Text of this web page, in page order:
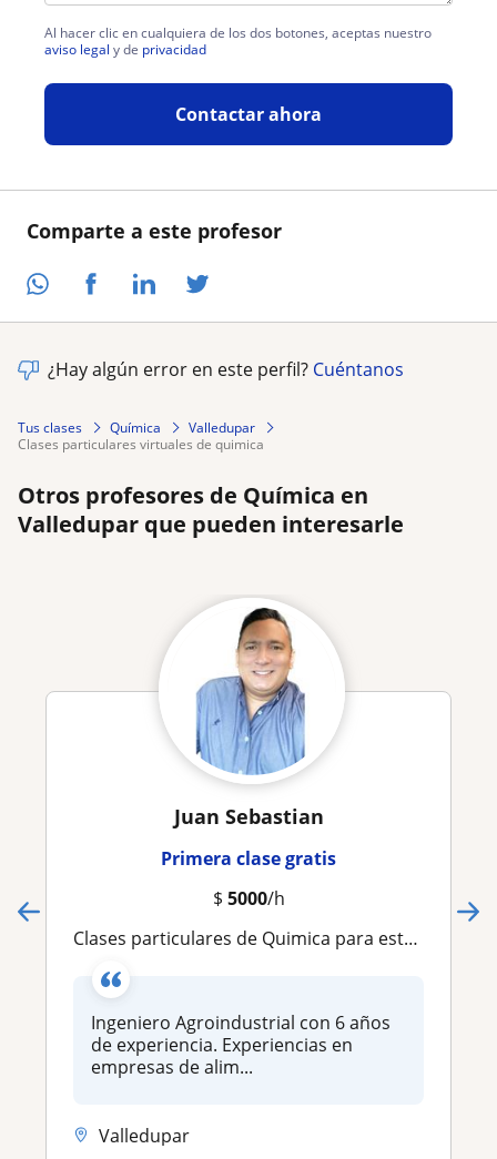
Comparte a este profesor
Al hacer clic en cualquiera de los dos botones, aceptas nuestro
aviso legal y de privacidad
Contactar ahora
¿Hay algún error en este perfil? Cuéntanos
Tus clases Química
Valledupar
clases particulares virtuales de quimica
Otros profesores de Química en
Valledupar que pueden interesarle
Juan Sebastian
Primera clase gratis
$ 5000/h
Clases particulares de Quimica para estudiantes de 4 de primaria hasta 11 grado
Ingeniero Agroindustrial con 6 años
de experiencia. Experiencias en
empresas de alim...
Valledupar